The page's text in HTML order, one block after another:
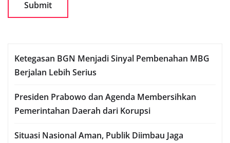
Ketegasan BGN Menjadi Sinyal Pembenahan MBG
Berjalan Lebih Serius
Presiden Prabowo dan Agenda Membersihkan
Pemerintahan Daerah dari Korupsi
Situasi Nasional Aman, Publik Diimbau Jaga